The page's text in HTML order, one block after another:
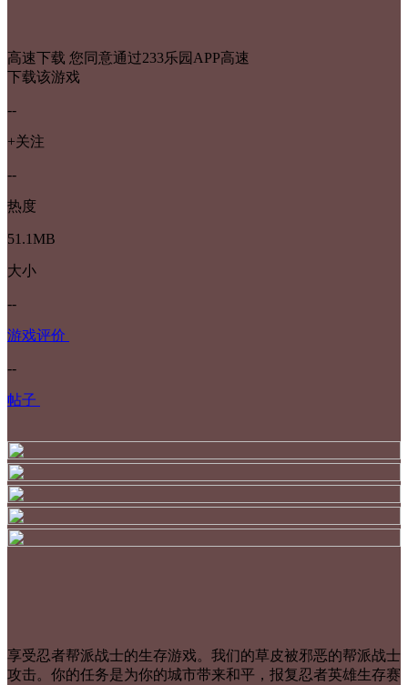
高速下载 您同意通过233乐园APP高速
下载该游戏
--
+关注
--
热度
51.1MB
大小
--
游戏评价
--
帖子
享受忍者帮派战士的生存游戏。我们的草皮被邪恶的帮派战士
攻击。你的任务是为你的城市带来和平，报复忍者英雄生存赛